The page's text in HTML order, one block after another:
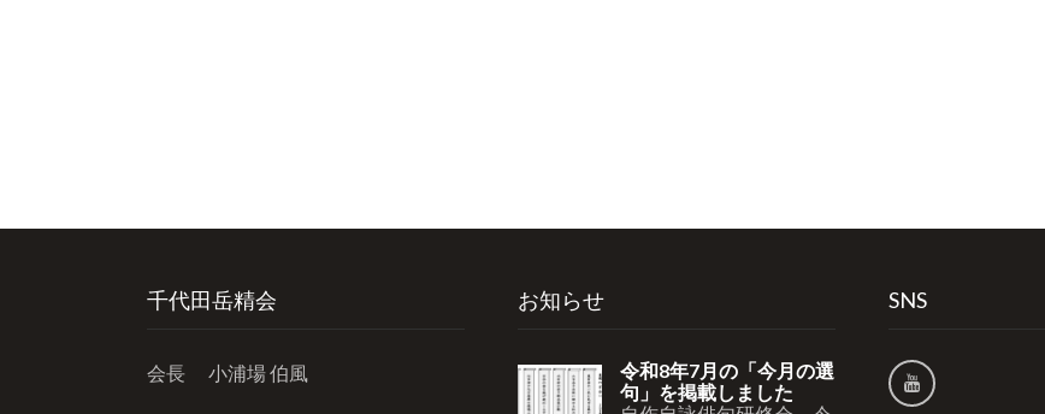
千代田岳精会
会長 小浦場 伯風
お知らせ
令和8年7月の「今月の選
句」を掲載しました
SNS